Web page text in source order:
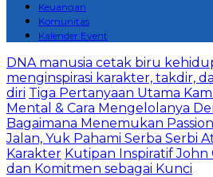
Keuangan
Komunitas
Kalender Event
DNA manusia cetak biru
menginspirasi karakter, takdir,
diri Tiga Pertanyaan Utama
Mental & Cara Mengelolanya
Bagaimana Menemukan
Jalan, Yuk Pahami Serba Serbi
Karakter Kutipan Inspiratif John
dan Komitmen sebagai Kunci